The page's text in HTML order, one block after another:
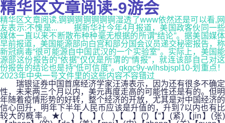
精华区文章阅读-9游会
精华区文章阅读,锕锕锕锕锕锕锕湿透了www依然还是可以看,网
友表示:不愧是... 据新华社今年4月报道，美国政客伙同一些
媒体一直以来不断散布种种毫无根据的所谓“结论”。据美国媒体
早前报道，美国能源部向白宫和部分国会议员递交秘密报告，称
新冠病毒“很可能源自中国武汉的一个实验室”。实际上，美国能
源部这份报告的“依据”仅仅是所谓的“情报”，就连该部自己对这
份报告的结论也是持“低可信度”。qkgc9y-wlhsbjspl10-划重点！
2023年中央一号文件里的这些内容不容错过
瑞银证券中国首席经济学家汪涛表示，因为还有很多不确定
性，未来两三个月以内，美元再度走高的可能性还是有的。但明
年随着疫情形势的好转，整个经济的开放，尤其是对中国经济的
信心回升，明年下半年人民币应该是升值的，升到7以内也有比
较大的概率。★( )【 】( )【 】(“)【“】(紧)【jin】(张)